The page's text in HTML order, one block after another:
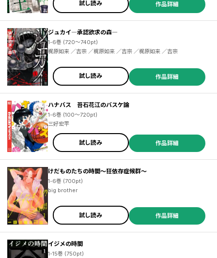
試し読み 作品詳細
ジュカイ―承認欲求の森―
1-6巻 (720～740pt)
梶原如来 ／吉宗 ／梶原如来 ／吉宗 ／梶原如来 ／吉宗
試し読み 作品詳細
ハナバス 苔石花江のバスケ論
1-6巻 (100～720pt)
三好宏平
試し読み 作品詳細
けだものたちの時間～狂依存症候群～
1-6巻 (700pt)
big brother
試し読み 作品詳細
イジメの時間
1-15巻 (750pt)